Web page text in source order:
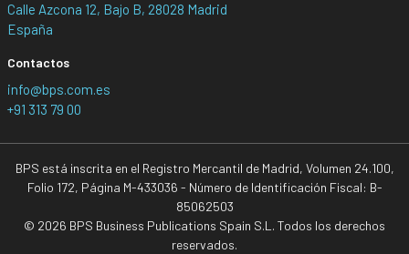
Calle Azcona 12, Bajo B, 28028 Madrid
España
Contactos
info@bps.com.es
+91 313 79 00
BPS está inscrita en el Registro Mercantil de Madrid, Volumen 24.100,
Folio 172, Página M-433036 - Número de Identificación Fiscal: B-
85062503
© 2026 BPS Business Publications Spain S.L. Todos los derechos
reservados.